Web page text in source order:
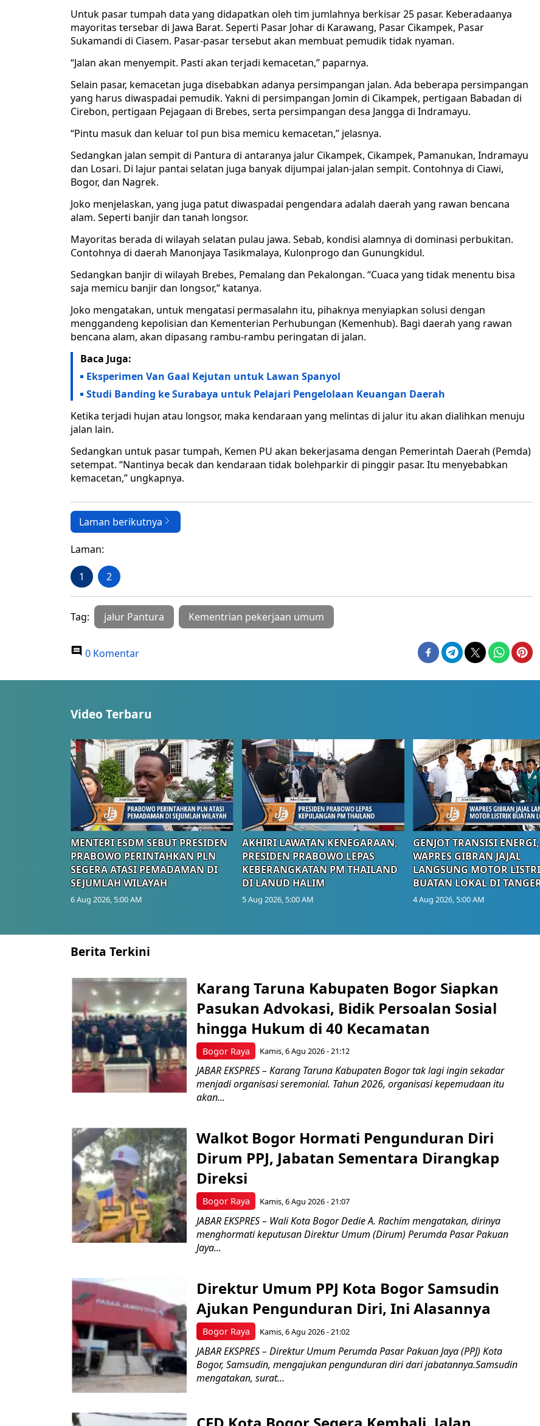
Untuk pasar tumpah data yang didapatkan oleh tim jumlahnya berkisar 25 pasar. Keberadaanya
mayoritas tersebar di Jawa Barat. Seperti Pasar Johar di Karawang, Pasar Cikampek, Pasar
Sukamandi di Ciasem. Pasar-pasar tersebut akan membuat pemudik tidak nyaman.
“Jalan akan menyempit. Pasti akan terjadi kemacetan,” paparnya.
Selain pasar, kemacetan juga disebabkan adanya persimpangan jalan. Ada beberapa persimpangan
yang harus diwaspadai pemudik. Yakni di persimpangan Jomin di Cikampek, pertigaan Babadan di
Cirebon, pertigaan Pejagaan di Brebes, serta persimpangan desa Jangga di Indramayu.
“Pintu masuk dan keluar tol pun bisa memicu kemacetan,” jelasnya.
Sedangkan jalan sempit di Pantura di antaranya jalur Cikampek, Cikampek, Pamanukan, Indramayu
dan Losari. Di lajur pantai selatan juga banyak dijumpai jalan-jalan sempit. Contohnya di Ciawi,
Bogor, dan Nagrek.
Joko menjelaskan, yang juga patut diwaspadai pengendara adalah daerah yang rawan bencana
alam. Seperti banjir dan tanah longsor.
Mayoritas berada di wilayah selatan pulau jawa. Sebab, kondisi alamnya di dominasi perbukitan.
Contohnya di daerah Manonjaya Tasikmalaya, Kulonprogo dan Gunungkidul.
Sedangkan banjir di wilayah Brebes, Pemalang dan Pekalongan. “Cuaca yang tidak menentu bisa
saja memicu banjir dan longsor,” katanya.
Joko mengatakan, untuk mengatasi permasalahn itu, pihaknya menyiapkan solusi dengan
menggandeng kepolisian dan Kementerian Perhubungan (Kemenhub). Bagi daerah yang rawan
bencana alam, akan dipasang rambu-rambu peringatan di jalan.
Baca Juga:
Eksperimen Van Gaal Kejutan untuk Lawan Spanyol
Studi Banding ke Surabaya untuk Pelajari Pengelolaan Keuangan Daerah
Ketika terjadi hujan atau longsor, maka kendaraan yang melintas di jalur itu akan dialihkan menuju
jalan lain.
Sedangkan untuk pasar tumpah, Kemen PU akan bekerjasama dengan Pemerintah Daerah (Pemda)
setempat. “Nantinya becak dan kendaraan tidak bolehparkir di pinggir pasar. Itu menyebabkan
kemacetan,” ungkapnya.
Laman berikutnya
Laman:
1 2
Tag: jalur Pantura Kementrian pekerjaan umum
0 Komentar
Video Terbaru
MENTERI ESDM SEBUT PRESIDEN
PRABOWO PERINTAHKAN PLN
SEGERA ATASI PEMADAMAN DI
SEJUMLAH WILAYAH
6 Aug 2026, 5:00 AM
AKHIRI LAWATAN KENEGARAAN,
PRESIDEN PRABOWO LEPAS
KEBERANGKATAN PM THAILAND
DI LANUD HALIM
5 Aug 2026, 5:00 AM
GENJOT TRANSISI ENERGI,
WAPRES GIBRAN JAJAL
LANGSUNG MOTOR
BUATAN LOKAL DI
4 Aug 2026, 5:00 AM
Berita Terkini
Bogor Raya
Karang Taruna Kabupaten Bogor Siapkan
Pasukan Advokasi, Bidik Persoalan Sosial
hingga Hukum di 40 Kecamatan
Kamis, 6 Agu 2026 - 21:12
JABAR EKSPRES – Karang Taruna Kabupaten Bogor tak lagi ingin sekadar
menjadi organisasi seremonial. Tahun 2026, organisasi kepemudaan itu
akan...
Bogor Raya
Walkot Bogor Hormati Pengunduran Diri
Dirum PPJ, Jabatan Sementara Dirangkap
Direksi
Kamis, 6 Agu 2026 - 21:07
JABAR EKSPRES – Wali Kota Bogor Dedie A. Rachim mengatakan, dirinya
menghormati keputusan Direktur Umum (Dirum) Perumda Pasar Pakuan
Jaya...
Bogor Raya
Direktur Umum PPJ Kota Bogor Samsudin
Ajukan Pengunduran Diri, Ini Alasannya
Kamis, 6 Agu 2026 - 21:02
JABAR EKSPRES – Direktur Umum Perumda Pasar Pakuan Jaya (PPJ) Kota
Bogor, Samsudin, mengajukan pengunduran diri dari jabatannya.Samsudin
mengatakan, surat...